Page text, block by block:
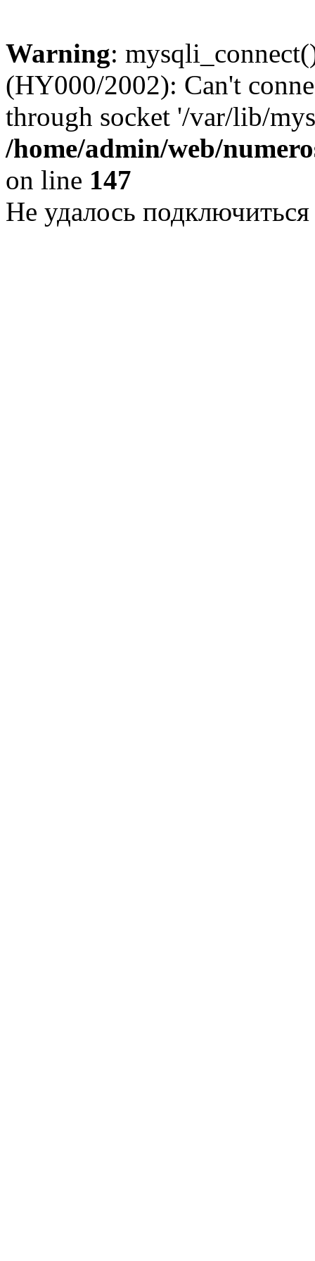
Warning:
(HY000/2002): Can't
through socket '/var/lib/
/home/admin/web/
on line 147
Не удалось